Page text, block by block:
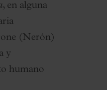
, en alguna
(Nerón)
y
humano